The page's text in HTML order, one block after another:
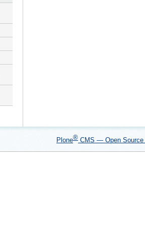
Plone® CMS — Open Source